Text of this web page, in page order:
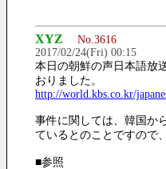
XYZ
No.3616
2017/02/24(Fri) 00:15
本日の朝鮮の声日本語放
おりました。
http://world.kbs.co.kr/
事件に関しては、韓国か
ているとのことですので
■参照